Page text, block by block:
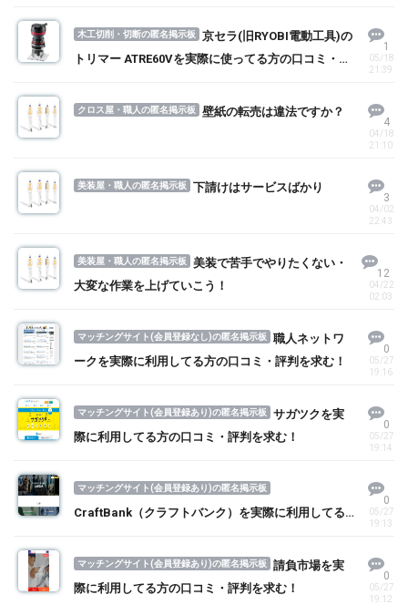
木工切削・切断の匿名掲示板
京セラ(旧RYOBI電動工具)の
トリマー ATRE60Vを実際に使ってる方の口コミ・評
1
05/18
21:39
クロス屋・職人の匿名掲示板 壁紙の転売は違法ですか？
4
04/18
21:10
美装屋・職人の匿名掲示板 下請けはサービスばかり
3
04/02
22:43
美装屋・職人の匿名掲示板
美装で苦手でやりたくない・
大変な作業を上げていこう！
12
04/22
02:03
マッチングサイト(会員登録なし)の匿名掲示板
職人ネットワ
ークを実際に利用してる方の口コミ・評判を求む！
0
05/27
19:16
マッチングサイト(会員登録あり)の匿名掲示板
サガツクを実
際に利用してる方の口コミ・評判を求む！
0
05/27
19:14
マッチングサイト(会員登録あり)の匿名掲示板
CraftBank（クラフトバンク）を実際に利用してる
0
05/27
19:13
マッチングサイト(会員登録あり)の匿名掲示板
請負市場を実
際に利用してる方の口コミ・評判を求む！
0
05/27
19:12